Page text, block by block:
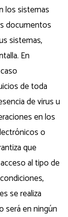
los sistemas
documentos
sistemas,
En
de toda
de virus u
en los
o
que
al tipo de
se realiza
será en ningún